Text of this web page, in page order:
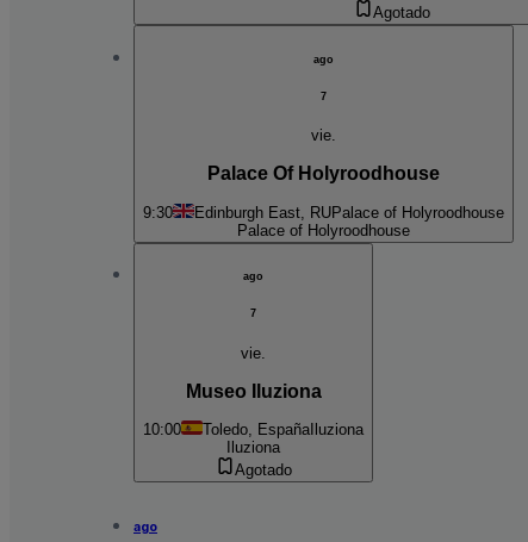
Agotado
ago
7
vie.
Palace Of Holyroodhouse
9:30 Edinburgh East, RUPalace of Holyroodhouse
Palace of Holyroodhouse
ago
7
vie.
Museo Iluziona
10:00 Toledo, España Iluziona
Iluziona
Agotado
ago